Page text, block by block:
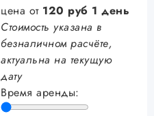
цена от 120 руб 1 день
Стоимость указана в
безналичном расчёте,
актуальна на текущую
дату
Время аренды: